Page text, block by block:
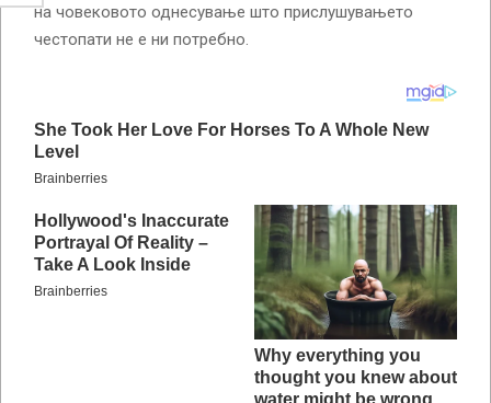
на човековото однесување што прислушувањето
честопати не е ни потребно.